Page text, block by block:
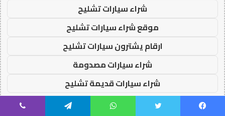
شراء سيارات تشليح
موقع شراء سيارات تشليح
ارقام يشترون سيارات تشليح
شراء سيارات مصدومة
شراء سيارات قديمة تشليح